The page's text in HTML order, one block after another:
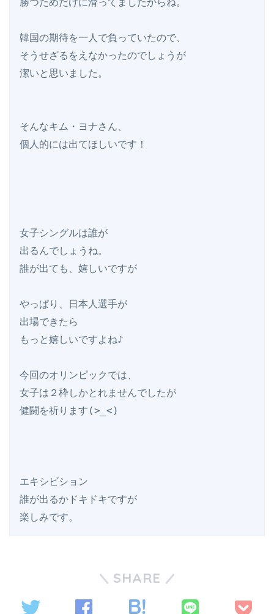
韓国の期待を一人で負っていたので、
そうせざるをえなかったのでしょうが
潔いと思いました。
そんなキム・ヨナさん、
個人的には出てほしいです！
女子シングルは誰が
出るんでしょうね。
誰が出ても、嬉しいですが
やっぱり、日本人選手が
出場できたら
もっと嬉しいですよね♪
今回のオリンピックでは、
女子は２枠しかとれませんでしたが
健闘を祈ります(>_<)
エキシビション
誰が出るかドキドキですが
SHARE